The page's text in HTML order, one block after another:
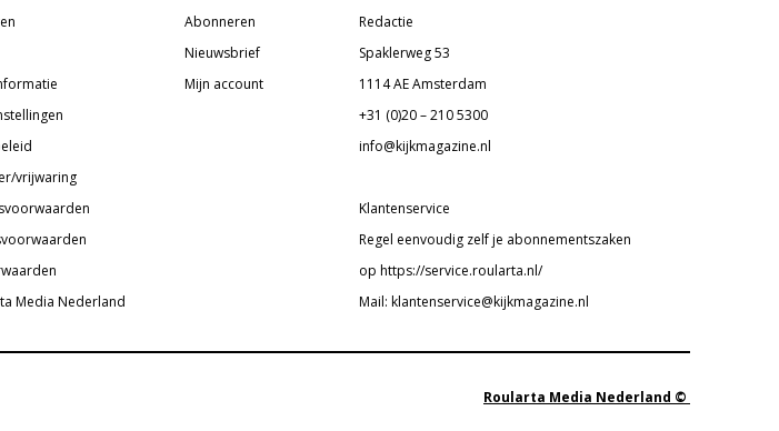
vrijwaring
Media Nederland
Abonneren
Nieuwsbrief
Mijn account
Redactie
Spaklerweg 53
1114 AE Amsterdam
+31 (0)20 – 210 5300
info@kijkmagazine.nl
Klantenservice
Regel eenvoudig zelf je abonnementszaken
op https://service.roularta.nl/
Mail: klantenservice@kijkmagazine.nl
Roularta Media Nederland ©